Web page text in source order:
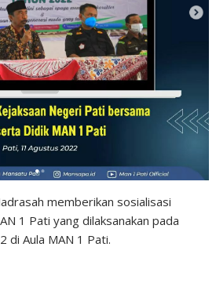
memberikan sosialisasi
1 Pati yang dilaksanakan pada
di Aula MAN 1 Pati.